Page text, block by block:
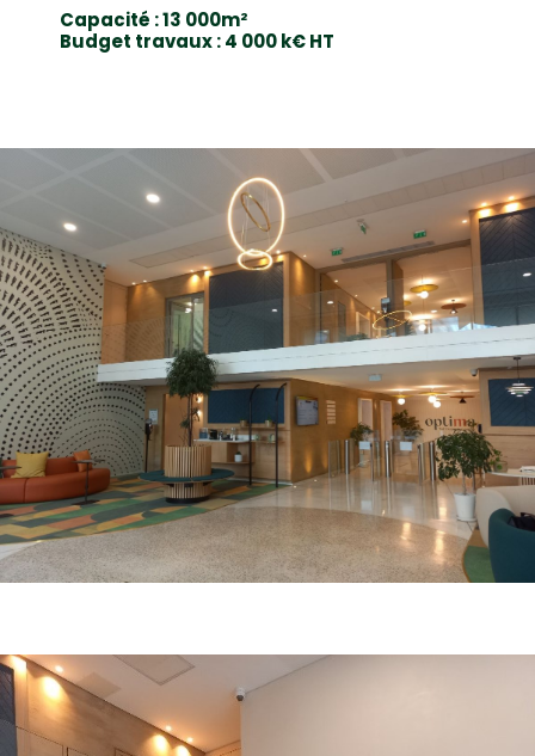
Capacité : 13 000m²
Budget travaux : 4 000 k€ HT